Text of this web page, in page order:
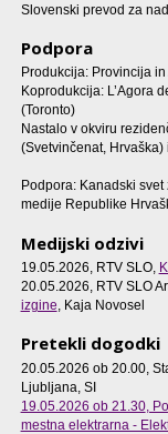
Slovenski prevod za
Podpora
Produkcija: Provincija
Koprodukcija: L’Agora
(Toronto)
Nastalo v okviru
(Svetvinčenat, Hrvaška)
Podpora: Kanadski
medije Republike
Medijski odzivi
19.05.2026, RTV SLO,
20.05.2026, RTV SLO
izgine, Kaja Novosel
Pretekli dogodki
20.05.2026 ob 20.00,
Ljubljana, SI
19.05.2026 ob 21.30,
mestna elektrarna -